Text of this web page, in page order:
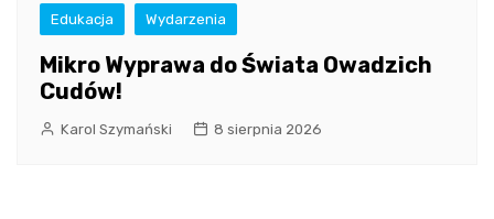
Edukacja Wydarzenia
Mikro Wyprawa do Świata Owadzich
Cudów!
Karol Szymański 8 sierpnia 2026